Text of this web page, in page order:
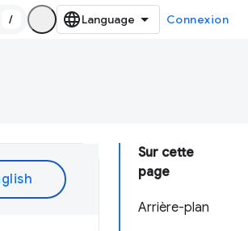
/ Connexion
Sur cette
page
Arrière-plan